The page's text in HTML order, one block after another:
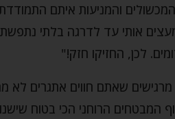
המכשולים והמניעות איתם
אותי עד לדרגה בלתי
לכן, החזיקו חזק!"
שאתם חווים אתגרים לא
המבטחים הרוחני הכי בטוח